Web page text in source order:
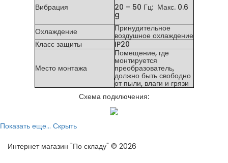
Вибрация
20 – 50 Гц: Макс. 0.6
g
Охлаждение
Принудительное
воздушное охлаждение
Класс защиты
IP20
Место монтажа
Помещение, где
монтируется
преобразователь,
должно быть свободно
от пыли, влаги и грязи
Схема подключения:
Показать еще... Скрыть
Интернет магазин "По складу" © 2026